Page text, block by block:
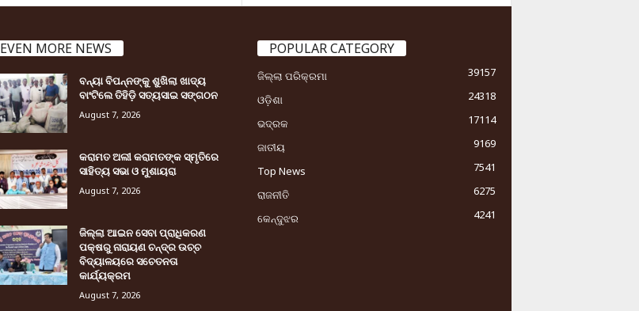
EVEN MORE NEWS
ବନ୍ୟା ବିପନ୍ନଙ୍କୁ ଶୁଖିଲା ଖାଦ୍ୟ
ବାଂଟିଲେ ତିହିଡି଼ ସତ୍ୟସାଇ ସଙ୍ଗଠନ
August 7, 2026
କରାମତ ଅଲୀ କରାମତଙ୍କ ସ୍ମୃତିରେ
ସାହିତ୍ୟ ସଭା ଓ ମୁଶାୟରା
August 7, 2026
ଜିଲ୍ଲା ଆଇନ ସେବା ପ୍ରାଧିକରଣ
ପକ୍ଷରୁ ନାରାୟଣ ଚନ୍ଦ୍ର ଉଚ୍ଚ
ବିଦ୍ୟାଳୟରେ ସଚେତନତା
କାର୍ଯ୍ୟକ୍ରମ
August 7, 2026
POPULAR CATEGORY
ଜିଲ୍ଲା ପରିକ୍ରମା
39157
ଓଡ଼ିଶା
24318
ଭଦ୍ରକ
17114
ଜାତୀୟ
9169
Top News
7541
ରାଜନୀତି
6275
କେନ୍ଦୁଝର
4241